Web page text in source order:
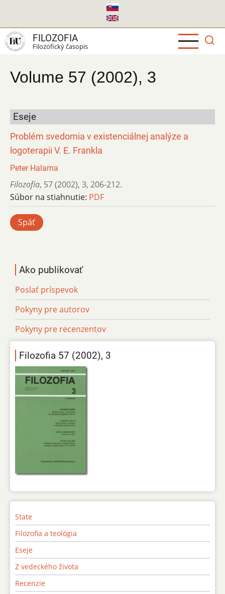
hlavný
obsah
FILOZOFIA
Filozofický časopis
Volume 57 (2002), 3
Eseje
Problém svedomia v existenciálnej analýze a
logoterapii V. E. Frankla
Peter Halama
Filozofia, 57 (2002), 3, 206-212.
Súbor na stiahnutie: PDF
Späť
Ako publikovať
Poslať príspevok
Pokyny pre autorov
Pokyny pre recenzentov
Filozofia 57 (2002), 3
State
Filozofia a teológia
Eseje
Z vedeckého života
Recenzie